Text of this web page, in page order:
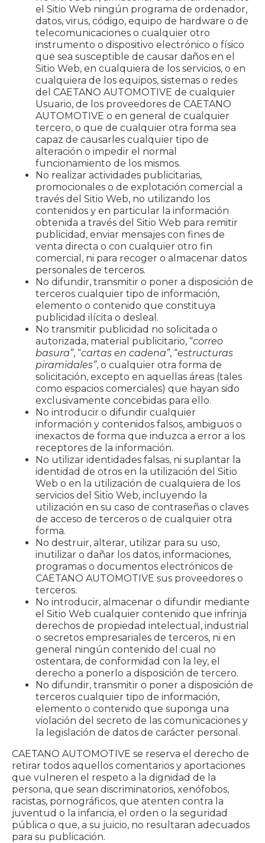
el Sitio Web ningún programa de ordenador,
datos, virus, código, equipo de hardware o de
telecomunicaciones o cualquier otro
instrumento o dispositivo electrónico o físico
que sea susceptible de causar daños en el
Sitio Web, en cualquiera de los servicios, o en
cualquiera de los equipos, sistemas o redes
del CAETANO AUTOMOTIVE de cualquier
Usuario, de los proveedores de CAETANO
AUTOMOTIVE o en general de cualquier
tercero, o que de cualquier otra forma sea
capaz de causarles cualquier tipo de
alteración o impedir el normal
funcionamiento de los mismos.
No realizar actividades publicitarias,
promocionales o de explotación comercial a
través del Sitio Web, no utilizando los
contenidos y en particular la información
obtenida a través del Sitio Web para remitir
publicidad, enviar mensajes con fines de
venta directa o con cualquier otro fin
comercial, ni para recoger o almacenar datos
personales de terceros.
No difundir, transmitir o poner a disposición de
terceros cualquier tipo de información,
elemento o contenido que constituya
publicidad ilícita o desleal.
No transmitir publicidad no solicitada o
autorizada, material publicitario, “correo
basura”, “cartas en cadena”, “estructuras
piramidales”, o cualquier otra forma de
solicitación, excepto en aquellas áreas (tales
como espacios comerciales) que hayan sido
exclusivamente concebidas para ello.
No introducir o difundir cualquier
información y contenidos falsos, ambiguos o
inexactos de forma que induzca a error a los
receptores de la información.
No utilizar identidades falsas, ni suplantar la
identidad de otros en la utilización del Sitio
Web o en la utilización de cualquiera de los
servicios del Sitio Web, incluyendo la
utilización en su caso de contraseñas o claves
de acceso de terceros o de cualquier otra
forma.
No destruir, alterar, utilizar para su uso,
inutilizar o dañar los datos, informaciones,
programas o documentos electrónicos de
CAETANO AUTOMOTIVE sus proveedores o
terceros.
No introducir, almacenar o difundir mediante
el Sitio Web cualquier contenido que infrinja
derechos de propiedad intelectual, industrial
o secretos empresariales de terceros, ni en
general ningún contenido del cual no
ostentara, de conformidad con la ley, el
derecho a ponerlo a disposición de tercero.
No difundir, transmitir o poner a disposición de
terceros cualquier tipo de información,
elemento o contenido que suponga una
violación del secreto de las comunicaciones y
la legislación de datos de carácter personal.
CAETANO AUTOMOTIVE se reserva el derecho de
retirar todos aquellos comentarios y aportaciones
que vulneren el respeto a la dignidad de la
persona, que sean discriminatorios, xenófobos,
racistas, pornográficos, que atenten contra la
juventud o la infancia, el orden o la seguridad
pública o que, a su juicio, no resultaran adecuados
para su publicación.